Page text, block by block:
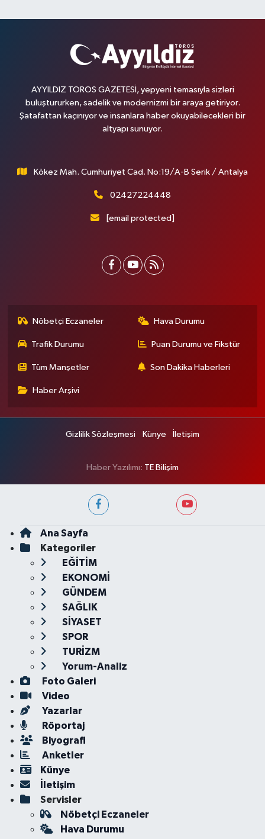
AYYILDIZ TOROS GAZETESİ, yepyeni temasıyla sizleri
buluştururken, sadelik ve modernizmi bir araya getiriyor.
Şatafattan kaçınıyor ve insanlara haber okuyabilecekleri bir
altyapı sunuyor.
Kökez Mah. Cumhuriyet Cad. No:19/A-B Serik / Antalya
02427224448
[email protected]
Nöbetçi Eczaneler Hava Durumu
Trafik Durumu Puan Durumu ve Fikstür
Tüm Manşetler Son Dakika Haberleri
Haber Arşivi
Gizlilik Sözleşmesi Künye İletişim
Haber Yazılımı: TE Bilişim
Ana Sayfa
Kategoriler
EĞİTİM
EKONOMİ
GÜNDEM
SAĞLIK
SİYASET
SPOR
TURİZM
Yorum-Analiz
Foto Galeri
Video
Yazarlar
Röportaj
Biyografi
Anketler
Künye
İletişim
Servisler
Nöbetçi Eczaneler
Hava Durumu